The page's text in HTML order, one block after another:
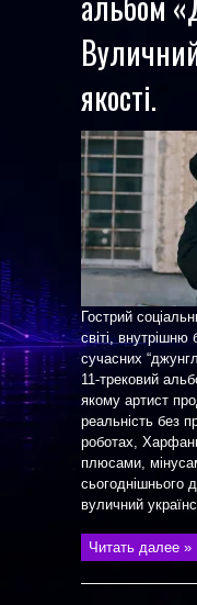
якості.
Гострий
світі,
сучасних
11-трековий
якому артист
реальність без
роботах,
плюсами,
вуличний
Читать далее »